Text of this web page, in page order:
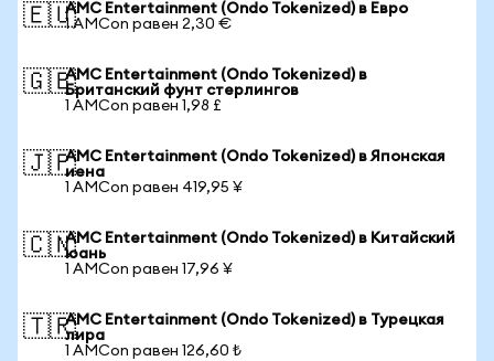
🇪🇺AMC Entertainment (Ondo Tokenized) в Евро
1 AMCon равен 2,30 €
🇬🇧AMC Entertainment (Ondo Tokenized) в
Британский фунт стерлингов
1 AMCon равен 1,98 £
🇯🇵AMC Entertainment (Ondo Tokenized) в Японская
иена
1 AMCon равен 419,95 ¥
🇨🇳AMC Entertainment (Ondo Tokenized) в Китайский
юань
1 AMCon равен 17,96 ¥
🇹🇷AMC Entertainment (Ondo Tokenized) в Турецкая
лира
1 AMCon равен 126,60 ₺